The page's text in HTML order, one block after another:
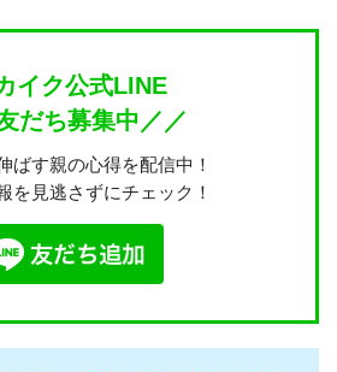
イク公式LINE
だち募集中／／
ばす親の心得を配信中！
を見逃さずにチェック！